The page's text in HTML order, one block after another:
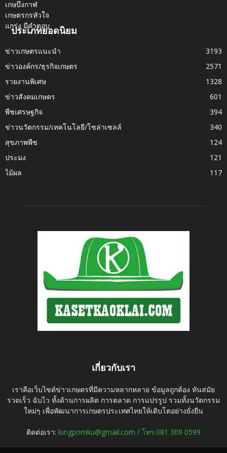
ประเภทยอดนิยม
ข่าวเกษตรแนะนำ
3193
ข่าวองค์กร/ธุรกิจเกษตร
2571
รายงานพิเศษ
1328
ข่าวสังคมเกษตร
601
พืชเศรษฐกิจ
394
ข่าวนวัตกรรม/เทคโนโลยี/โซล่าเซลล์
340
สุขภาพพืช
124
ประมง
121
ไม้ผล
117
เกี่ยวกับเรา
เราคือเว็บไซต์ข่าวเกษตรที่มีความหลากหลาย ข้อมูลถูกต้อง ทันสมัย
รวดเร็ว ฉับไว ทั้งด้านการผลิต การตลาด การแปรรูป รวมทั้งนวัตกรรม
ใหม่ๆ เพื่อพัฒนาการเกษตรประเทศไทยให้เติบโตอย่างยั่งยืน
ติดต่อเรา: lungpornku@gmail.com / โทร.081 309 0599